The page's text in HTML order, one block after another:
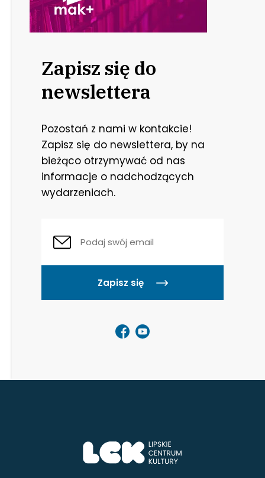
menu rozwijane
menu rozwijane
Zapisz się do
newslettera
Pozostań z nami w kontakcie!
Zapisz się do newslettera, by na
bieżąco otrzymywać od nas
informacje o nadchodzących
wydarzeniach.
Zapisz się